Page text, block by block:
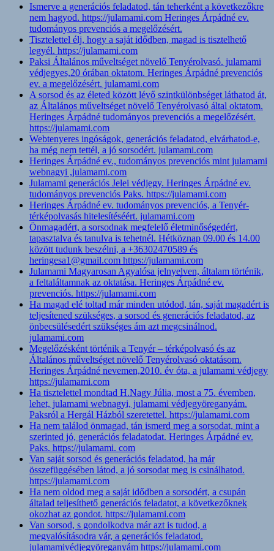
Ismerve a generációs feladatod, tán teherként a következőkre
nem hagyod. https://julamami.com Heringes Árpádné ev.
tudományos prevenciós a megelőzésért.
Tisztelettel élj, hogy a saját idődben, magad is tisztelhető
legyél. https://julamami.com
Paksi Általános műveltséget növelő Tenyérolvasó. julamami
védjegyes,20 órában oktatom. Heringes Árpádné prevenciós
ev. a megelőzésért. julamami.com
A sorsod és az életed között lévő szintkülönbséget láthatod át,
az Általános műveltséget növelő Tenyérolvasó által oktatom.
Heringes Árpádné tudományos prevenciós a megelőzésért.
https://julamami.com
Webtenyeres ingóságok, generációs feladatod, elvárhatod-e,
ha még nem tettél, a jó sorsodért. julamami.com
Heringes Árpádné ev., tudományos prevenciós mint julamami
webnagyi ,julamami.com
Julamami generációs Jelei védjegy. Heringes Árpádné ev.
tudományos prevenciós Paks. https://julamami.com
Heringes Árpádné ev. tudományos prevenciós, a Tenyér-
térképolvasás hitelesítéséért. julamami.com
Önmagadért, a sorsodnak megfelelő életminőségedért,
tapasztalva és tanulva is tehetnél. Hétköznap 09.00 és 14.00
között tudunk beszélni, a +36302470589 és
heringesa1@gmail.com https://julamami.com
Julamami Magyarosan Agyalósa jelnyelven, általam történik,
a feltaláltamnak az oktatása. Heringes Árpádné ev.
prevenciós. https://julamami.com
Ha magad elé toltad már minden utódod, tán, saját magadért is
teljesítened szükséges, a sorsod és generációs feladatod, az
önbecsülésedért szükséges ám azt megcsinálnod.
julamami.com
Megelőzésként történik a Tenyér – térképolvasó és az
Általános műveltséget növelő Tenyérolvasó oktatásom.
Heringes Árpádné nevemen,2010. év óta, a julamami védjegy
https://julamami.com
Ha tisztelettel mondtad H.Nagy Júlia, most a 75. évemben,
lehet, julamami webnagyi, julamami védjegyöreganyám.
Paksról a Hergál Házból szeretettel. https://julamami.com
Ha nem találod önmagad, tán ismerd meg a sorsodat, mint a
szerinted jó, generációs feladatodat. Heringes Árpádné ev.
Paks. https://julamami. com
Van saját sorsod és generációs feladatod, ha már
összefüggésében látod, a jó sorsodat meg is csinálhatod.
https://julamami.com
Ha nem oldod meg a saját idődben a sorsodért, a csupán
általad teljesíthető generációs feladatot, a következőknek
okozhat az gondot. https://julamami.com
Van sorsod, s gondolkodva már azt is tudod, a
megvalósításodra vár, a generációs feladatod.
julamamivédjegyöreganyám https://julamami.com